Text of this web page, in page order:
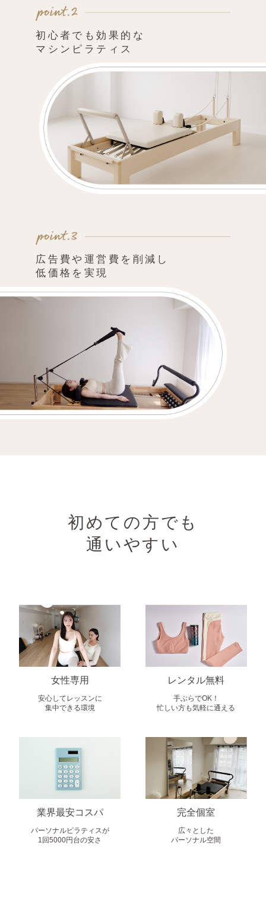
初心者でも効果的な
マシンピラティス
広告費や運営費を削減し
低価格を実現
初めての方でも
通いやすい
女性専用
安心してレッスンに
集中できる環境
レンタル無料
手ぶらでOK！
忙しい方も気軽に通える
業界最安コスパ
パーソナルピラティスが
1回5000円台の安さ
完全個室
広々とした
パーソナル空間